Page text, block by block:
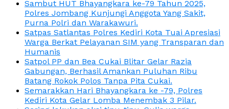
Sambut HUT Bhayangkara ke-79 Tahun 2025,
Polres Jombang Kunjungi Anggota Yang Sakit,
Purna Polri dan Warakawuri.
Satpas Satlantas Polres Kediri Kota Tuai Apresiasi
Warga Berkat Pelayanan SIM yang Transparan dan
Humanis
Satpol PP dan Bea Cukai Blitar Gelar Razia
Gabungan, Berhasil Amankan Puluhan Ribu
Batang Rokok Polos Tanpa Pita Cukai.
Semarakkan Hari Bhayangkara ke -79, Polres
Kediri Kota Gelar Lomba Menembak 3 Pilar.